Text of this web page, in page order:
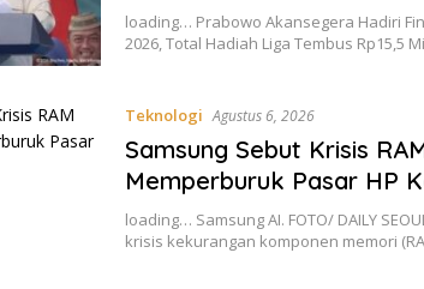
loading… Prabowo Akansegera Hadiri
2026, Total Hadiah Liga Tembus Rp15,5
Teknologi Agustus 6, 2026
Samsung Sebut Krisis
Memperburuk Pasar HP
loading… Samsung AI. FOTO/ DAILY
krisis kekurangan komponen memori